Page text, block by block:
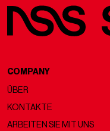
COMPANY
ÜBER
KONTAKTE
ARBEITEN SIE MIT UNS